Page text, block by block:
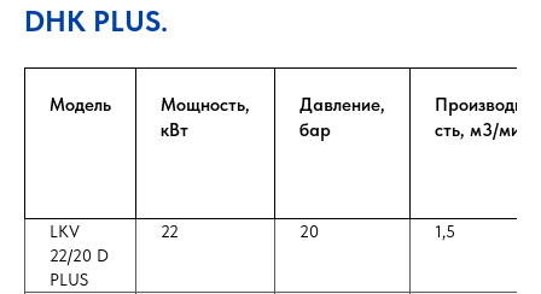
DHK PLUS.
Модель
Мощность,
кВт
Давление,
бар
Производит-
сть, м3/мин
LKV
22/20 D
PLUS
22 20 1,5